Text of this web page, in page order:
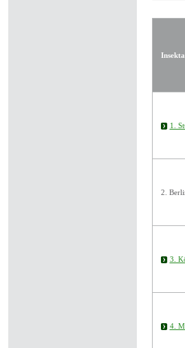
1.
2.
3.
4.